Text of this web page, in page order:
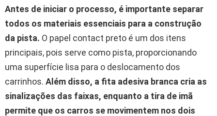
Antes de iniciar o processo, é importante separar
todos os materiais essenciais para a construção
da pista. O papel contact preto é um dos itens
principais, pois serve como pista, proporcionando
uma superfície lisa para o deslocamento dos
carrinhos. Além disso, a fita adesiva branca cria as
sinalizações das faixas, enquanto a tira de imã
permite que os carros se movimentem nos dois